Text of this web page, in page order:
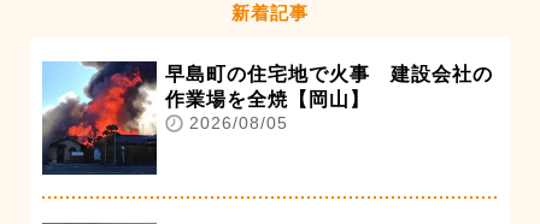
新着記事
早島町の住宅地で火事 建設会社の
作業場を全焼【岡山】
2026/08/05